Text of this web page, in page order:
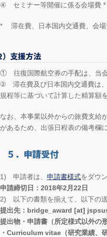
④ セミナー等開催に係る会場費 *
* 滞在費、日本国内交通費、会場
）支援方法
① 往復国際航空券の手配は、当会
② 滞在費及び日本国内交通費は
規程等に基づいて計算した精算額
なお、本事業以外からの旅費支給
があるため、出張日程表の備考欄
５．申請受付
1) 申請者は、 申請書様式をダウ
申請締切日：2018年2月22日
2) 以下の書類を揃えて、以下の
提出先：bridge_award [at]
提出物・申請書（所定様式以外の
・Curriculum vitae（研究業績、